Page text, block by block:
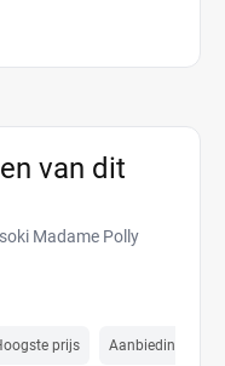
van dit
Madame Polly
prijs Aanbiedings prijs